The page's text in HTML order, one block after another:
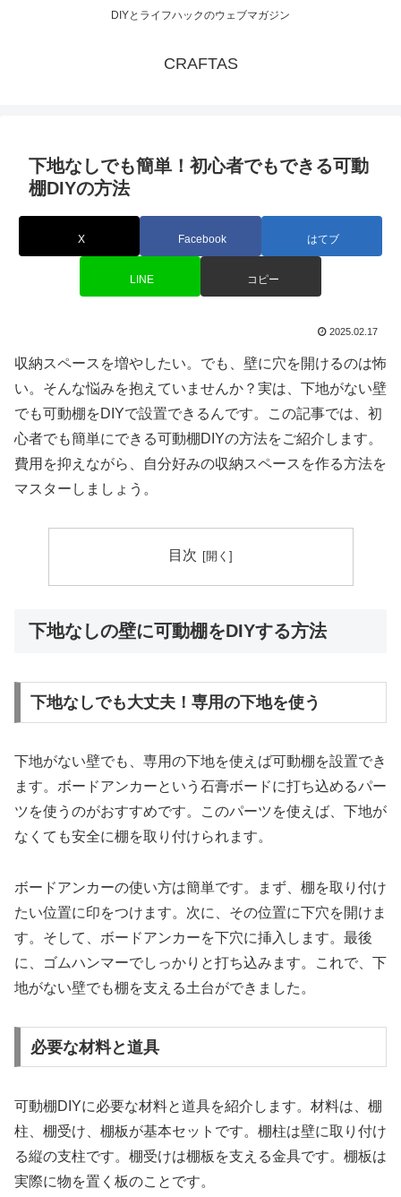
DIYとライフハックのウェブマガジン
CRAFTAS
下地なしでも簡単！初心者でもできる可動
棚DIYの方法
X Facebook はてブ
LINE コピー
2025.02.17
収納スペースを増やしたい。でも、壁に穴を開けるのは怖
い。そんな悩みを抱えていませんか？実は、下地がない壁
でも可動棚をDIYで設置できるんです。この記事では、初
心者でも簡単にできる可動棚DIYの方法をご紹介します。
費用を抑えながら、自分好みの収納スペースを作る方法を
マスターしましょう。
目次
下地なしの壁に可動棚をDIYする方法
下地なしでも大丈夫！専用の下地を使う
下地がない壁でも、専用の下地を使えば可動棚を設置でき
ます。ボードアンカーという石膏ボードに打ち込めるパー
ツを使うのがおすすめです。このパーツを使えば、下地が
なくても安全に棚を取り付けられます。
ボードアンカーの使い方は簡単です。まず、棚を取り付け
たい位置に印をつけます。次に、その位置に下穴を開けま
す。そして、ボードアンカーを下穴に挿入します。最後
に、ゴムハンマーでしっかりと打ち込みます。これで、下
地がない壁でも棚を支える土台ができました。
必要な材料と道具
可動棚DIYに必要な材料と道具を紹介します。材料は、棚
柱、棚受け、棚板が基本セットです。棚柱は壁に取り付け
る縦の支柱です。棚受けは棚板を支える金具です。棚板は
実際に物を置く板のことです。